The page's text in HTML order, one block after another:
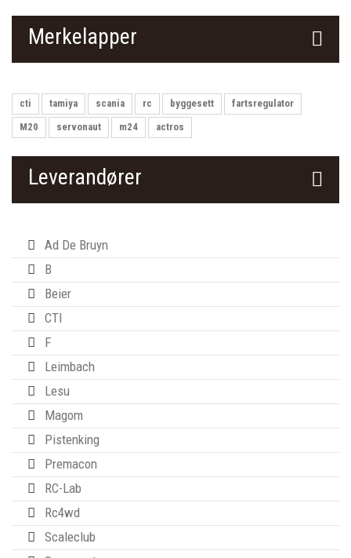
Merkelapper
cti tamiya scania rc byggesett
fartsregulator
M20
servonaut m24 actros
Leverandører
Ad De Bruyn
B
Beier
CTI
F
Leimbach
Lesu
Magom
Pistenking
Premacon
RC-Lab
Rc4wd
Scaleclub